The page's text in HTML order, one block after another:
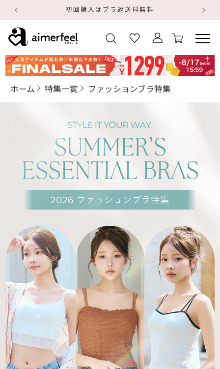
【8/13～8/16】夏季休業のお知らせ
ホーム 特集一覧 ファッションブラ特集
2026 ファッションブラ特集